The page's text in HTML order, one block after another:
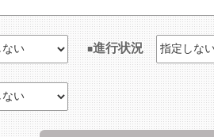
進行状況